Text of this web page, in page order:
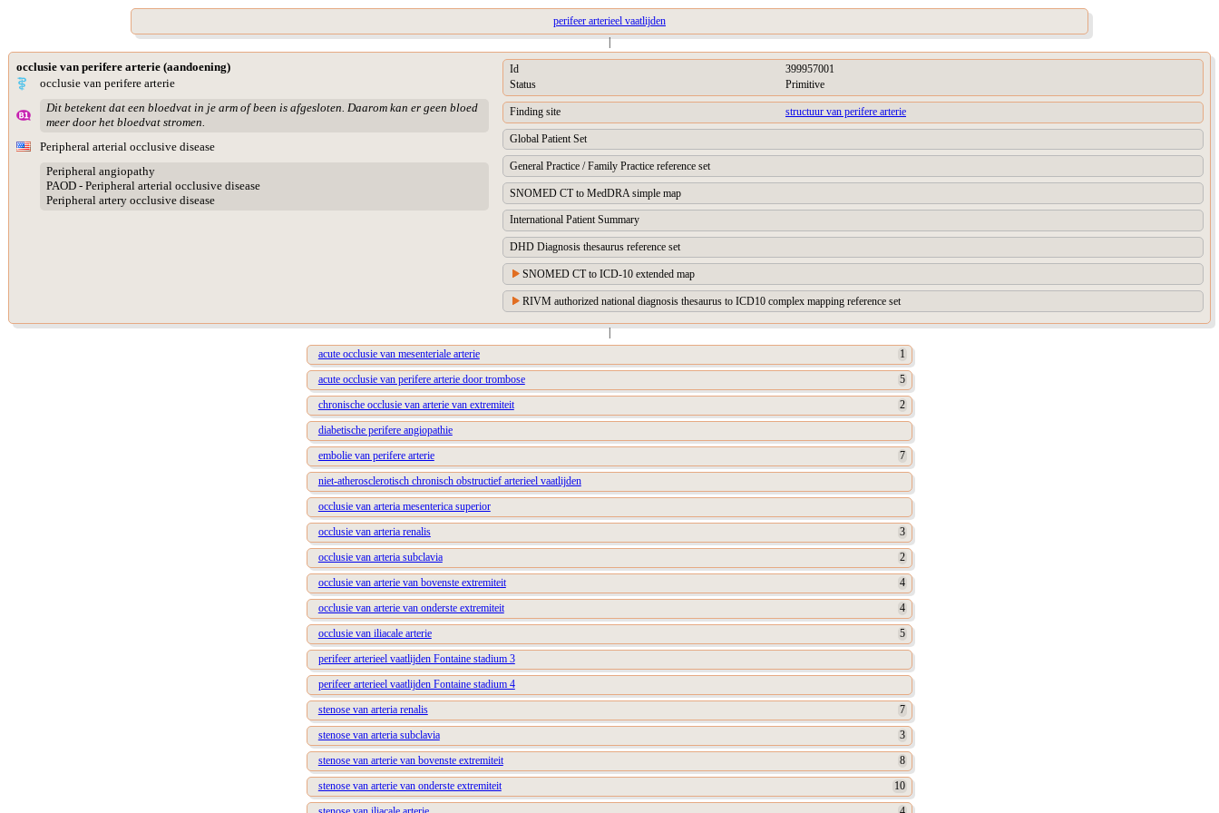
perifeer arterieel vaatlijden
|
occlusie van perifere arterie (aandoening)
occlusie van perifere arterie
Dit betekent dat een bloedvat in je arm of been is afgesloten. Daarom kan er geen bloed
meer door het bloedvat stromen.
Peripheral arterial occlusive disease
Peripheral angiopathy
PAOD - Peripheral arterial occlusive disease
Peripheral artery occlusive disease
Id
399957001
Status
Primitive
Finding site structuur van perifere arterie
Global Patient Set
General Practice / Family Practice reference set
SNOMED CT to MedDRA simple map
International Patient Summary
DHD Diagnosis thesaurus reference set
SNOMED CT to ICD-10 extended map
RIVM authorized national diagnosis thesaurus to ICD10 complex mapping reference set
|
acute occlusie van mesenteriale arterie
1
acute occlusie van perifere arterie door trombose
5
chronische occlusie van arterie van extremiteit
2
diabetische perifere angiopathie
embolie van perifere arterie
7
niet-atherosclerotisch chronisch obstructief arterieel vaatlijden
occlusie van arteria mesenterica superior
occlusie van arteria renalis
3
occlusie van arteria subclavia
2
occlusie van arterie van bovenste extremiteit
4
occlusie van arterie van onderste extremiteit
4
occlusie van iliacale arterie
5
perifeer arterieel vaatlijden Fontaine stadium 3
perifeer arterieel vaatlijden Fontaine stadium 4
stenose van arteria renalis
7
stenose van arteria subclavia
3
stenose van arterie van bovenste extremiteit
8
stenose van arterie van onderste extremiteit
10